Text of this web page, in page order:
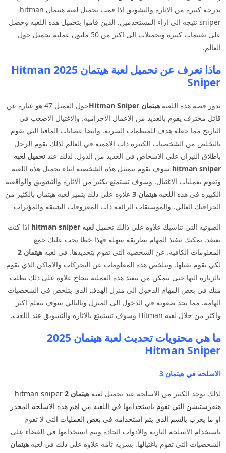
بدرجه كبيره من الاثاره والتشويق اذا قمت تحميل لعبة هيتمان hitman
sniper نتيجه الى اراء المستخدمين. الذين قاموا بتحميل هذه اللعبه وحصل
على تقييمات كبيره وتحميلات الى اكثر من 50 مليون عمليه تحميل حول
العالم.
ماذا تعرف عن تحميل لعبة هيتمان 2025 Hitman
Sniper
تدور قصه هذه اللعبه هيتمان Hitman Sniper
حول العميل 47 هو عباره عن
قاتل محترف يقوم بالعديد من الاعمال الاجراميه. والاغتيال الاصعب في
التاريخ مما جعله هدف للمنظمات السريه. وايضا عصابات المافيا التي تقوم
بالتخلص من الشخصيات الكبيره ذات الاهميه في العالم لذلك يقوم الرجل
باطلاق النيران على الاشخاص في العديد من الدول. لذلك عند تحميل لعبه
hitman sniper سوف تقوم بتمثيل هذه الشخصيه اثناء تحميل هذه اللعبه
وتقوم بعمليات الاغتيال. وسوف تستمتع بكثير من الاثاره والتشويق والواقعيه
الكبيره في هذه اللعبه هيتمان 3
علاوه على ذلك يتميز لعبه هيتمان بالكثير من
الجرافيك العالي. والموسيقات الرائعه ذات المعزوفات الشيقه والمؤثرات
الصوتيه التي تناسبك علاوه علي ذالك تحميل لعبه hitman sniper
اذا كنت
تعتقد. يمكنك تنفيذ المهام بطريقه سهله فهذا خطا يجب عليك جمع
المعلومات الكافيه. عن الشخصيه التي تقوم بتحديدها. في لعبه هيتمان 2
لكي تقوم بقتلها. وتتلخص هذه المعلومات عن التحركات والاماكن الذي يقوم
بالزياره اليها حتى تتمكن من تنفيذ هذه العمليه بنجاح علاوه على ذلك يطلب
منك في بعض المهام الدخول الى منزل الهدف الذي يتلخص في الشخصيات
الهامه. مما تجد صعوبه في الدخول الى المنزل وبالتالي سوف تتعلم اكثر
واكثر من خلال لعبه Hitman وسوف تستمتع بالاثاره والتشويق عند اللعب.
ما هي محتويات تحديث لعبة هيتمان 2025
Hitman Sniper
الاسلحه في هيتمان 3
لذلك يوجد الكثير من الاسلحه عند تحميل لعبه هيتمان 2
هنقرستيشن التي تقوم باستخدامها في اللعبه من اهم هذه الاسلحه المخدر
او ما يعرب بالسم الذي يتم استخدامه في بعض العمليات التي لا تقوم
باستخدام الاسلحه الناريه والادوات الحاده ويتم استخدامها في القضاء على
الشخصيات التي تقوم باغتيالها. بسريه تامه علاوه على ذلك في لعبه هيتمان